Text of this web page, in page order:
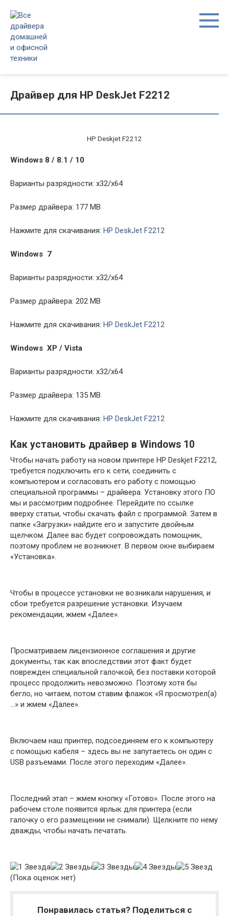
контенту
Драйвер для HP DeskJet F2212
HP Deskjet F2212
Windows 8 / 8.1 / 10
Варианты разрядности: x32/x64
Размер драйвера: 177 MB
Нажмите для скачивания: HP DeskJet F2212
Windows 7
Варианты разрядности: x32/x64
Размер драйвера: 202 MB
Нажмите для скачивания: HP DeskJet F2212
Windows XP / Vista
Варианты разрядности: x32/x64
Размер драйвера: 135 MB
Нажмите для скачивания: HP DeskJet F2212
Как установить драйвер в Windows 10
Чтобы начать работу на новом принтере HP Deskjet F2212,
требуется подключить его к сети, соединить с
компьютером и согласовать его работу с помощью
специальной программы – драйвера. Установку этого ПО
мы и рассмотрим подробнее. Перейдите по ссылке
вверху статьи, чтобы скачать файл с программой. Затем в
папке «Загрузки» найдите его и запустите двойным
щелчком. Далее вас будет сопровождать помощник,
поэтому проблем не возникнет. В первом окне выбираем
«Установка».
Чтобы в процессе установки не возникали нарушения, и
сбои требуется разрешение установки. Изучаем
рекомендации, жмем «Далее».
Просматриваем лицензионное соглашения и другие
документы, так как впоследствии этот факт будет
поврежден специальной галочкой, без поставки которой
процесс продолжить невозможно. Поэтому хотя бы
бегло, но читаем, потом ставим флажок «Я просмотрел(а)
…» и жмем «Далее».
Включаем наш принтер, подсоединяем его к компьютеру
с помощью кабеля – здесь вы не запутаетесь он один с
USB разъемами. После этого переходим «Далее».
Последний этап – жмем кнопку «Готово». После этого на
рабочем столе появится ярлык для принтера (если
галочку о его размещении не снимали). Щелкните по нему
дважды, чтобы начать печатать.
(Пока оценок нет)
Понравилась статья? Поделиться с